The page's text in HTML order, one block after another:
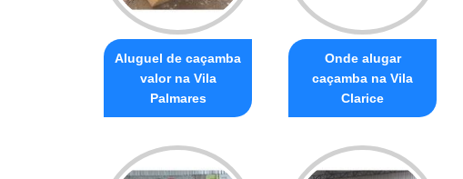
Aluguel de caçamba
valor na Vila
Palmares
Onde alugar
caçamba na Vila
Clarice